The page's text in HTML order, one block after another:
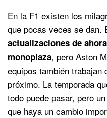
En la F1 existen los
que pocas veces se dan.
actualizaciones de
monoplaza, pero Aston
equipos también trabajan
próximo. La temporada
todo puede pasar, pero
que haya un cambio